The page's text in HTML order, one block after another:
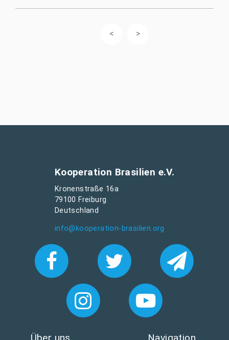
Kooperation Brasilien e.V.
Kronenstraße 16a
79100 Freiburg
Deutschland
info@kooperation-brasilien.org
Über uns Navigation